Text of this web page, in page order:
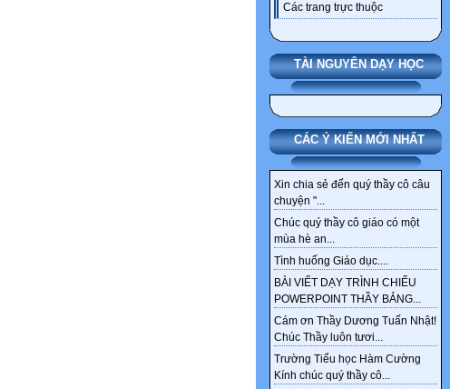
Các trang trực thuộc
TÀI NGUYÊN DẠY HỌC
CÁC Ý KIẾN MỚI NHẤT
Xin chia sẻ đến quý thầy cô câu
chuyện "...
Chúc quý thầy cô giáo có một
mùa hè an...
Tình huống Giáo dục....
BÀI VIẾT DẠY TRÌNH CHIẾU
POWERPOINT THẦY BẢNG...
Cám ơn Thầy Dương Tuấn Nhật!
Chúc Thầy luôn tươi...
Trường Tiểu học Hàm Cường
Kính chúc quý thầy cô...